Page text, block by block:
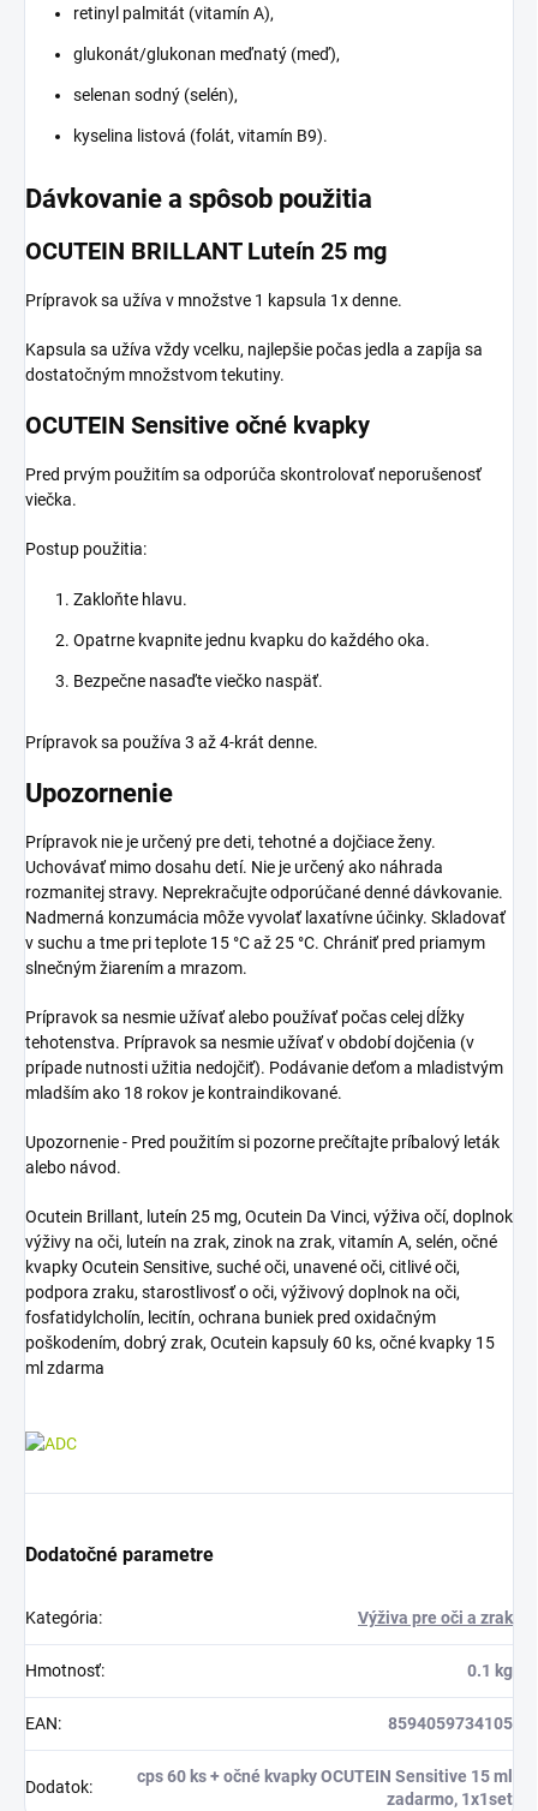
retinyl palmitát (vitamín A),
glukonát/glukonan meďnatý (meď),
selenan sodný (selén),
kyselina listová (folát, vitamín B9).
Dávkovanie a spôsob použitia
OCUTEIN BRILLANT Luteín 25 mg
Prípravok sa užíva v množstve 1 kapsula 1x denne.
Kapsula sa užíva vždy vcelku, najlepšie počas jedla a zapíja sa
dostatočným množstvom tekutiny.
OCUTEIN Sensitive očné kvapky
Pred prvým použitím sa odporúča skontrolovať neporušenosť
viečka.
Postup použitia:
Zakloňte hlavu.
Opatrne kvapnite jednu kvapku do každého oka.
Bezpečne nasaďte viečko naspäť.
Prípravok sa používa 3 až 4-krát denne.
Upozornenie
Prípravok nie je určený pre deti, tehotné a dojčiace ženy.
Uchovávať mimo dosahu detí. Nie je určený ako náhrada
rozmanitej stravy. Neprekračujte odporúčané denné dávkovanie.
Nadmerná konzumácia môže vyvolať laxatívne účinky. Skladovať
v suchu a tme pri teplote 15 °C až 25 °C. Chrániť pred priamym
slnečným žiarením a mrazom.
Prípravok sa nesmie užívať alebo používať počas celej dĺžky
tehotenstva. Prípravok sa nesmie užívať v období dojčenia (v
prípade nutnosti užitia nedojčiť). Podávanie deťom a mladistvým
mladším ako 18 rokov je kontraindikované.
Upozornenie - Pred použitím si pozorne prečítajte príbalový leták
alebo návod.
Ocutein Brillant, luteín 25 mg, Ocutein Da Vinci, výživa očí, doplnok
výživy na oči, luteín na zrak, zinok na zrak, vitamín A, selén, očné
kvapky Ocutein Sensitive, suché oči, unavené oči, citlivé oči,
podpora zraku, starostlivosť o oči, výživový doplnok na oči,
fosfatidylcholín, lecitín, ochrana buniek pred oxidačným
poškodením, dobrý zrak, Ocutein kapsuly 60 ks, očné kvapky 15
ml zdarma
Dodatočné parametre
Kategória: Výživa pre oči a zrak
Hmotnosť: 0.1 kg
EAN: 8594059734105
Dodatok:
cps 60 ks + očné kvapky OCUTEIN Sensitive 15 ml
zadarmo, 1x1set